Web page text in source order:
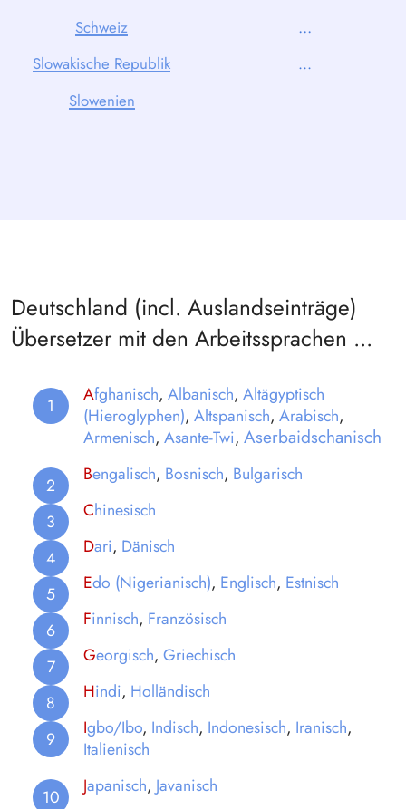
Schweiz
Slowakische Republik
Slowenien
...
...
Deutschland (incl. Auslandseinträge)
Übersetzer mit den Arbeitssprachen ...
Afghanisch, Albanisch, Altägyptisch
(Hieroglyphen), Altspanisch, Arabisch,
Armenisch, Asante-Twi, Aserbaidschanisch
Bengalisch, Bosnisch, Bulgarisch
Chinesisch
Dari, Dänisch
Edo (Nigerianisch), Englisch, Estnisch
Finnisch, Französisch
Georgisch, Griechisch
Hindi, Holländisch
Igbo/Ibo, Indisch, Indonesisch, Iranisch,
Italienisch
Japanisch, Javanisch